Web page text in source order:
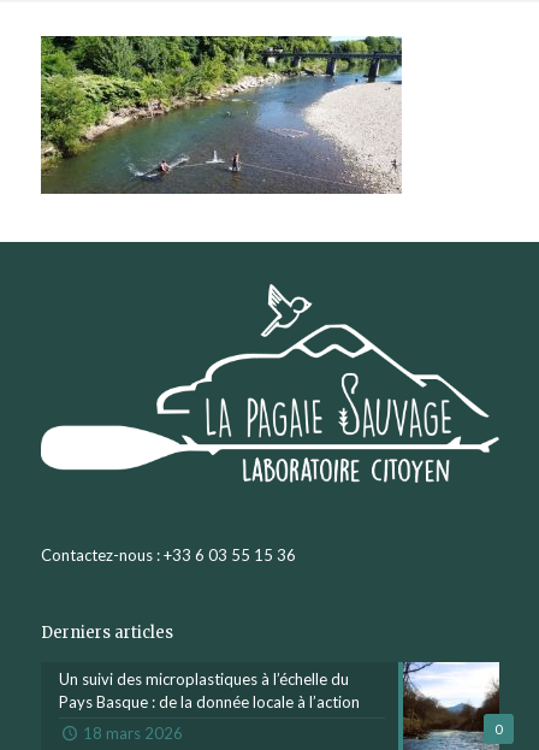
Contactez-nous : +33 6 03 55 15 36
Derniers articles
0
Un suivi des microplastiques à l’échelle du
Pays Basque : de la donnée locale à l’action
18 mars 2026